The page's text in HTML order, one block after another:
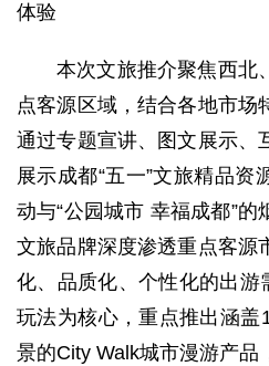
体验
本次文旅推介聚焦西北
点客源区域，结合各地市场
通过专题宣讲、图文展示、
展示成都“五一”文旅精品资
动与“公园城市 幸福成都”
文旅品牌深度渗透重点客源
化、品质化、个性化的出游
玩法为核心，重点推出涵盖
景的City Walk城市漫游产品